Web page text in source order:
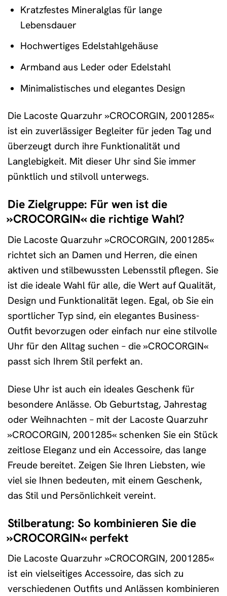
Kratzfestes Mineralglas für lange
Lebensdauer
Hochwertiges Edelstahlgehäuse
Armband aus Leder oder Edelstahl
Minimalistisches und elegantes Design
Die Lacoste Quarzuhr »CROCORGIN, 2001285«
ist ein zuverlässiger Begleiter für jeden Tag und
überzeugt durch ihre Funktionalität und
Langlebigkeit. Mit dieser Uhr sind Sie immer
pünktlich und stilvoll unterwegs.
Die Zielgruppe: Für wen ist die
»CROCORGIN« die richtige Wahl?
Die Lacoste Quarzuhr »CROCORGIN, 2001285«
richtet sich an Damen und Herren, die einen
aktiven und stilbewussten Lebensstil pflegen. Sie
ist die ideale Wahl für alle, die Wert auf Qualität,
Design und Funktionalität legen. Egal, ob Sie ein
sportlicher Typ sind, ein elegantes Business-
Outfit bevorzugen oder einfach nur eine stilvolle
Uhr für den Alltag suchen – die »CROCORGIN«
passt sich Ihrem Stil perfekt an.
Diese Uhr ist auch ein ideales Geschenk für
besondere Anlässe. Ob Geburtstag, Jahrestag
oder Weihnachten – mit der Lacoste Quarzuhr
»CROCORGIN, 2001285« schenken Sie ein Stück
zeitlose Eleganz und ein Accessoire, das lange
Freude bereitet. Zeigen Sie Ihren Liebsten, wie
viel sie Ihnen bedeuten, mit einem Geschenk,
das Stil und Persönlichkeit vereint.
Stilberatung: So kombinieren Sie die
»CROCORGIN« perfekt
Die Lacoste Quarzuhr »CROCORGIN, 2001285«
ist ein vielseitiges Accessoire, das sich zu
verschiedenen Outfits und Anlässen kombinieren